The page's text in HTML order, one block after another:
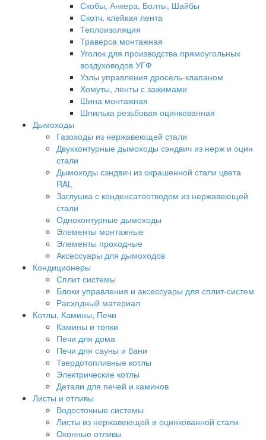
Скобы, Анкера, Болты, Шайбы
Скотч, клейкая лента
Теплоизоляция
Траверса монтажная
Уголок для производства прямоугольных
воздуховодов УГФ
Узлы управления дросель-клапаном
Хомуты, ленты с зажимами
Шина монтажная
Шпилька резьбовая оцинкованная
Дымоходы
Газоходы из нержавеющей стали
Двухконтурные дымоходы сэндвич из нерж и оцин
стали
Дымоходы сэндвич из окрашенной стали цвета
RAL
Заглушка с конденсатоотводом из нержавеющей
стали
Одноконтурные дымоходы
Элементы монтажные
Элементы проходные
Аксессуары для дымоходов
Кондиционеры
Сплит системы
Блоки управления и аксессуары для сплит-систем
Расходный материал
Котлы, Камины, Печи
Камины и топки
Печи для дома
Печи для сауны и бани
Твердотопливные котлы
Электрические котлы
Детали для печей и каминов
Листы и отливы
Водосточные системы
Листы из нержавеющей и оцинкованной стали
Оконные отливы